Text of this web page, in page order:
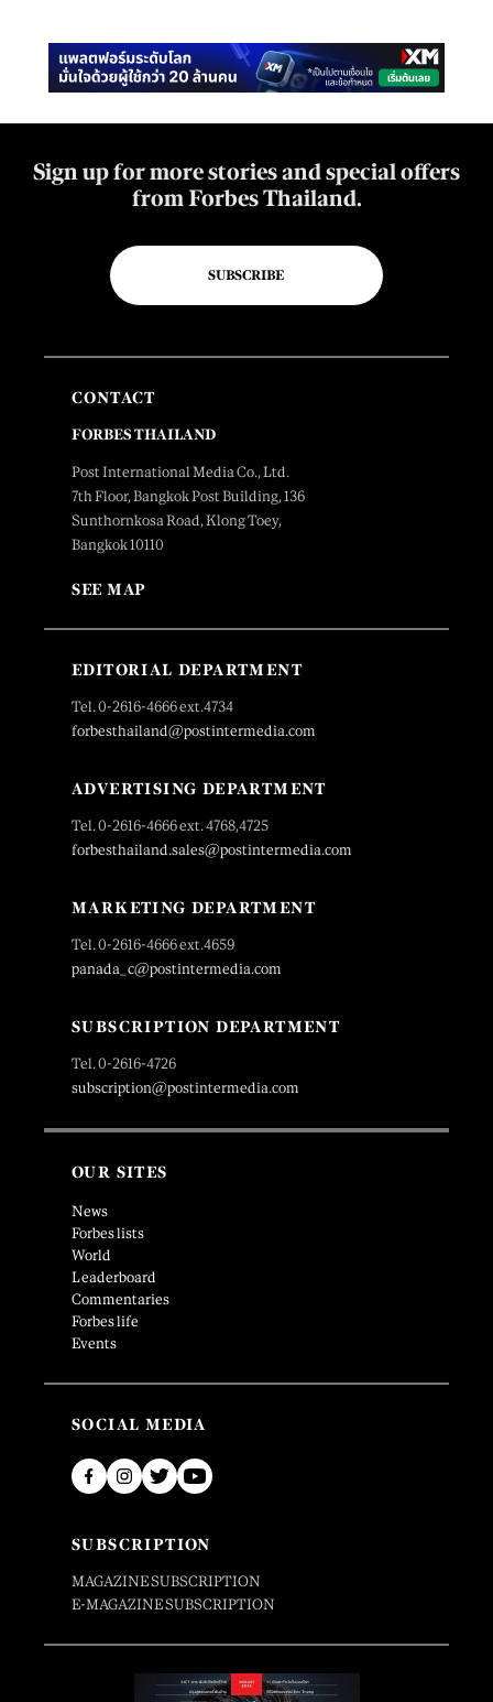
Sign up for more stories and special offers
from Forbes Thailand.
SUBSCRIBE
CONTACT
FORBES THAILAND
Post International Media Co., Ltd.
7th Floor, Bangkok Post Building, 136
Sunthornkosa Road, Klong Toey,
Bangkok 10110
SEE MAP
EDITORIAL DEPARTMENT
Tel. 0-2616-4666 ext.4734
forbesthailand@postintermedia.com
ADVERTISING DEPARTMENT
Tel. 0-2616-4666 ext. 4768,4725
forbesthailand.sales@postintermedia.com
MARKETING DEPARTMENT
Tel. 0-2616-4666 ext.4659
panada_c@postintermedia.com
SUBSCRIPTION DEPARTMENT
Tel. 0-2616-4726
subscription@postintermedia.com
OUR SITES
News
Forbes lists
World
Leaderboard
Commentaries
Forbes life
Events
SOCIAL MEDIA
SUBSCRIPTION
MAGAZINE SUBSCRIPTION
E-MAGAZINE SUBSCRIPTION